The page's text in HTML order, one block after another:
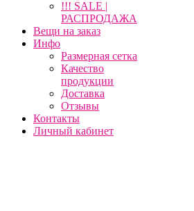
!!! SALE |
РАСПРОДАЖА
Вещи на заказ
Инфо
Размерная сетка
Качество
продукции
Доставка
Отзывы
Контакты
Личный кабинет